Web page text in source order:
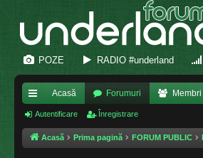
POZE RADIO #underland
eg
ăt
Acasă Forumuri Membri
Autentificare Înregistrare
Acasă Prima pagină FORUM PUBLIC